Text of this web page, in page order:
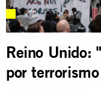
Reino Unido:
por